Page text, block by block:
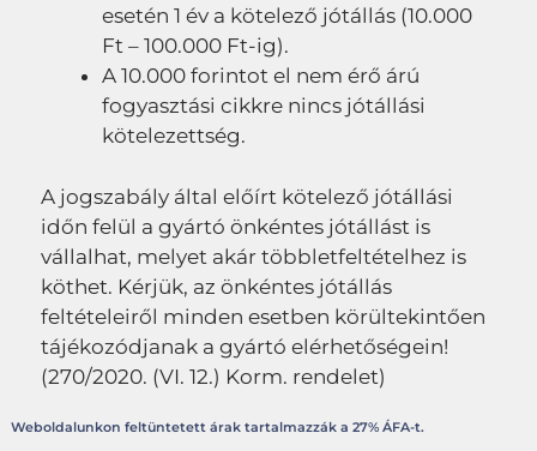
esetén 1 év a kötelező jótállás (10.000
Ft – 100.000 Ft-ig).
A 10.000 forintot el nem érő árú
fogyasztási cikkre nincs jótállási
kötelezettség.
A jogszabály által előírt kötelező jótállási
időn felül a gyártó önkéntes jótállást is
vállalhat, melyet akár többletfeltételhez is
köthet. Kérjük, az önkéntes jótállás
feltételeiről minden esetben körültekintően
tájékozódjanak a gyártó elérhetőségein!
(270/2020. (VI. 12.) Korm. rendelet)
Weboldalunkon feltüntetett árak tartalmazzák a 27% ÁFA-t.